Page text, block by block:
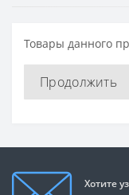
Товары данного
Продолжить
Хотите